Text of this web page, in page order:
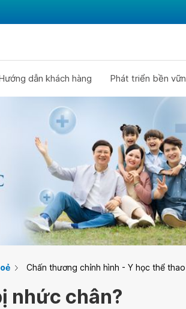
dẫn khách hàng Phát triển bền
Chấn thương chỉnh hình - Y học thể thao
nhức chân?